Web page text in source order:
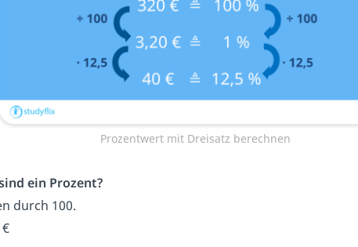
Prozentwert mit Dreisatz berechnen
ein Prozent?
durch 100.